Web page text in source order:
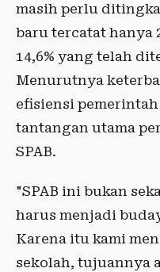
masih perlu
baru tercatat hanya
14,6% yang telah
Menurutnya
efisiensi
tantangan utama
SPAB.
"SPAB ini bukan
harus menjadi
Karena itu kami
sekolah, tujuannya